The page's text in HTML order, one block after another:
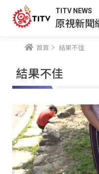
TITV NEWS
原視新聞
首頁 結果不佳
結果不佳